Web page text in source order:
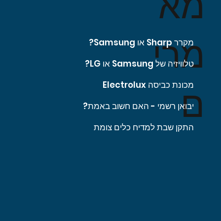
מרי
ם
מקרר Sharp או Samsung?
טלוויזיה של Samsung או LG?
מכונת כביסה Electrolux
יבואן רשמי - האם חשוב באמת?
התקן שבת למדיח כלים צומת